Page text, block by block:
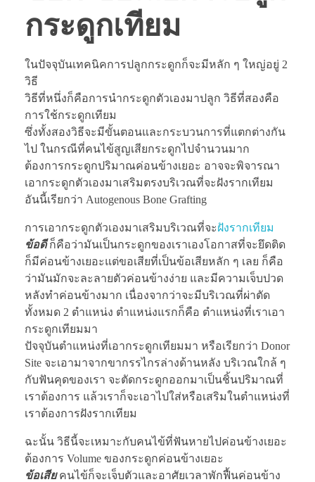
กระดูกเทียม
ในปัจจุบันเทคนิคการปลูกกระดูกก็จะมีหลัก ๆ ใหญ่อยู่ 2
วิธี
วิธีที่หนึ่งก็คือการนำกระดูกตัวเองมาปลูก วิธีที่สองคือ
การใช้กระดูกเทียม
ซึ่งทั้งสองวิธีจะมีขั้นตอนและกระบวนการที่แตกต่างกัน
ไป ในกรณีที่คนไข้สูญเสียกระดูกไปจำนวนมาก
ต้องการกระดูกปริมาณค่อนข้างเยอะ อาจจะพิจารณา
เอากระดูกตัวเองมาเสริมตรงบริเวณที่จะฝังรากเทียม
อันนี้เรียกว่า Autogenous Bone Grafting
การเอากระดูกตัวเองมาเสริมบริเวณที่จะฝังรากเทียม
ข้อดีก็คือว่ามันเป็นกระดูกของเราเองโอกาสที่จะยึดติด
ก็มีค่อนข้างเยอะแต่ขอเสียที่เป็นข้อเสียหลัก ๆ เลย ก็คือ
ว่ามันมักจะละลายตัวค่อนข้างง่าย และมีความเจ็บปวด
หลังทำค่อนข้างมาก เนื่องจากว่าจะมีบริเวณที่ผ่าตัด
ทั้งหมด 2 ตำแหน่ง ตำแหน่งแรกก็คือ ตำแหน่งที่เราเอา
กระดูกเทียมมา
ปัจจุบันตำแหน่งที่เอากระดูกเทียมมา หรือเรียกว่า Donor
Site จะเอามาจากขากรรไกรล่างด้านหลัง บริเวณใกล้ ๆ
กับฟันคุดของเรา จะตัดกระดูกออกมาเป็นชิ้นปริมาณที่
เราต้องการ แล้วเราก็จะเอาไปใส่หรือเสริมในตำแหน่งที่
เราต้องการฝังรากเทียม
ฉะนั้น วิธีนี้จะเหมาะกับคนไข้ที่ฟันหายไปค่อนข้างเยอะ
ต้องการ Volume ของกระดูกค่อนข้างเยอะ
ข้อเสียคนไข้ก็จะเจ็บตัวและอาศัยเวลาพักฟื้นค่อนข้าง